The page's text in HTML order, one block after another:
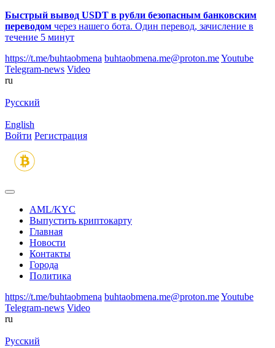
Быстрый вывод USDT в рубли безопасным банковским
переводом через нашего бота. Один перевод, зачисление в
течение 5 минут
https://t.me/buhtaobmena buhtaobmena.me@proton.meYoutube
Telegram-news Video
ru
Русский
English
Войти Регистрация
AML/KYC
Выпустить криптокарту
Главная
Новости
Контакты
Города
Политика
https://t.me/buhtaobmena buhtaobmena.me@proton.meYoutube
Telegram-news Video
ru
Русский